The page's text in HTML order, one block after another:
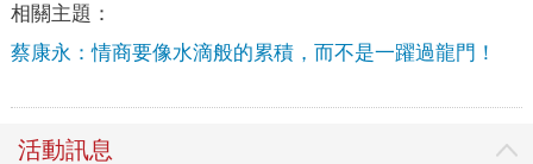
相關主題：
蔡康永：情商要像水滴般的累積，而不是一躍過龍門！
活動訊息